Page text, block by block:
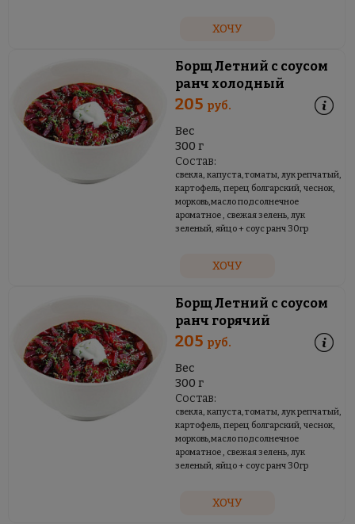
ХОЧУ
Борщ Летний с соусом
ранч холодный
205 руб.
Вес
300 г
Состав:
свекла, капуста,томаты, лук репчатый,
картофель, перец болгарский, чеснок,
морковь,масло подсолнечное
ароматное , свежая зелень, лук
зеленый, яйцо + соус ранч 30гр
ХОЧУ
Борщ Летний с соусом
ранч горячий
205 руб.
Вес
300 г
Состав:
свекла, капуста,томаты, лук репчатый,
картофель, перец болгарский, чеснок,
морковь,масло подсолнечное
ароматное , свежая зелень, лук
зеленый, яйцо + соус ранч 30гр
ХОЧУ